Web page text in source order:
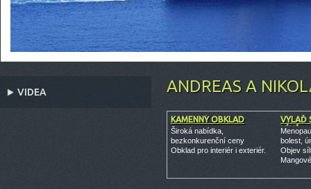
ANDREAS A
KAMENNÝ OBKLAD
Široká nabídka,
bezkonkurenční ceny
Obklad pro interiér i exteriér.
VYLAĎ
LÉKŮ
bolest,
Objev
Mangové
VIDEA